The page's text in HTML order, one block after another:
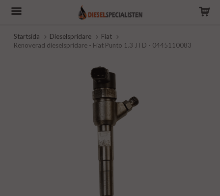
Startsida Dieselspridare
Fiat
Renoverad dieselspridare - Fiat Punto 1.3 JTD - 0445110083